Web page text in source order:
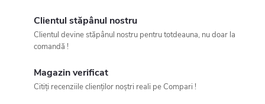
Clientul stăpânul nostru
Clientul devine stăpânul nostru pentru totdeauna, nu doar la
comandă !
Magazin verificat
Citiți recenziile clienților noștri reali pe Compari !